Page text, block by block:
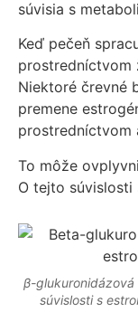
súvisia s
Keď pečeň
prostredníctvom
Niektoré črevné
premene
prostredníctvom
To môže
O tejto súvislosti
β-
súvislosti s